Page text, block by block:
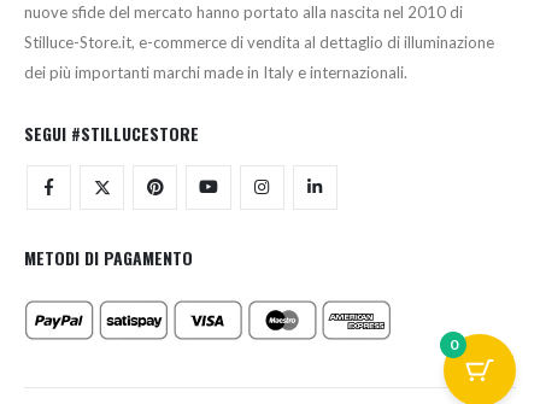
nuove sfide del mercato hanno portato alla nascita nel 2010 di
Stilluce-Store.it, e-commerce di vendita al dettaglio di illuminazione
dei più importanti marchi made in Italy e internazionali.
SEGUI #STILLUCESTORE
METODI DI PAGAMENTO
0